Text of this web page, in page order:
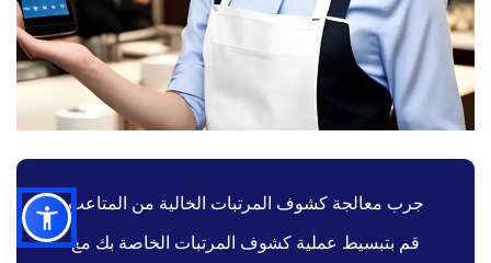
جرب معالجة كشوف المرتبات الخالية من المتاعب
قم بتبسيط عملية كشوف المرتبات الخاصة بك مع